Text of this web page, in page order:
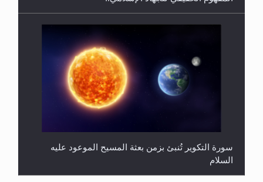
سورة التكوير تُنبئ بزمن بعثة المسيح الموعود عليه
السلام